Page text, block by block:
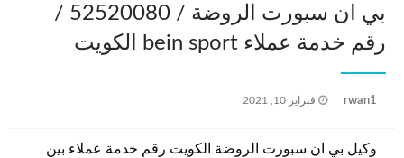
بي ان سبورت الروضة / 52520080 /
رقم خدمة عملاء bein sport الكويت
rwan1
نُشر
فبراير 10, 2021
وكيل بي ان سبورت الروضة الكويت رقم خدمة عملاء بين